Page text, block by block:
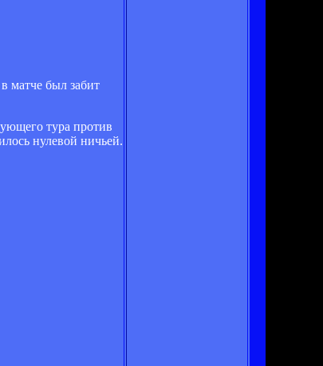
матче был забит
тура против
нулевой ничьей.